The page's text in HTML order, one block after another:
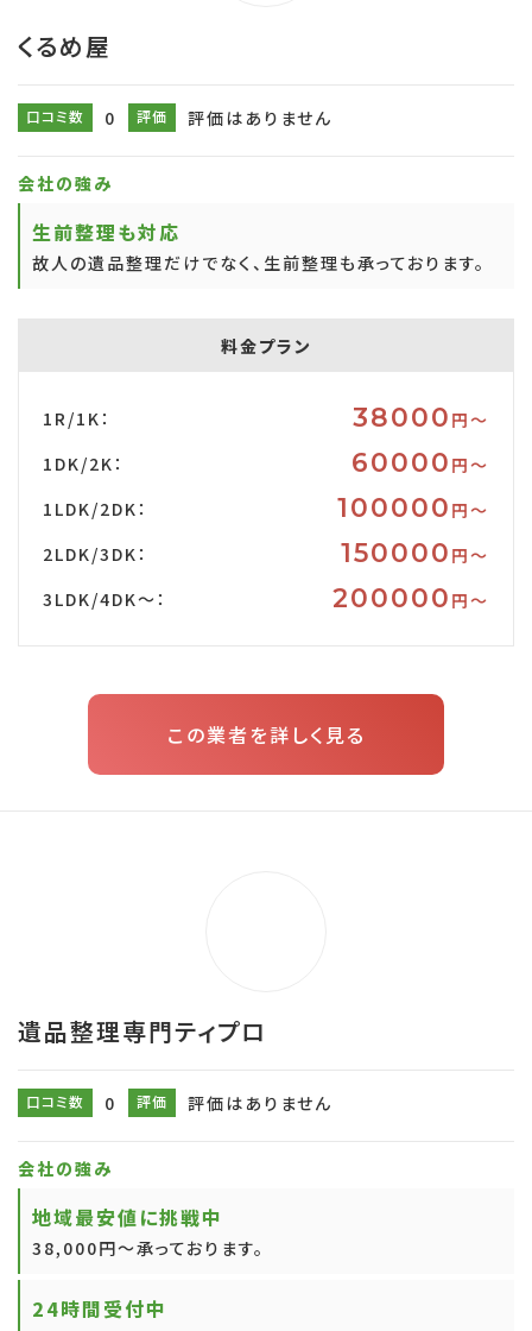
くるめ屋
口コミ数 0 評価 評価はありません
会社の強み
生前整理も対応
故人の遺品整理だけでなく、生前整理も承っております。
料金プラン
1R/1K： 38000 円〜
1DK/2K：
60000 円〜
1LDK/2DK：
100000 円〜
2LDK/3DK：
150000 円〜
3LDK/4DK～：
200000 円〜
この業者を詳しく見る
遺品整理専門ティプロ
口コミ数 0 評価 評価はありません
会社の強み
地域最安値に挑戦中
38,000円～承っております。
24時間受付中